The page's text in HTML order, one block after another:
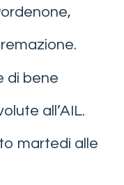
di bene
all’AIL.
martedì alle